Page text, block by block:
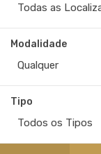
Todas as
Modalidade
Qualquer
Tipo
Todos os Tipos